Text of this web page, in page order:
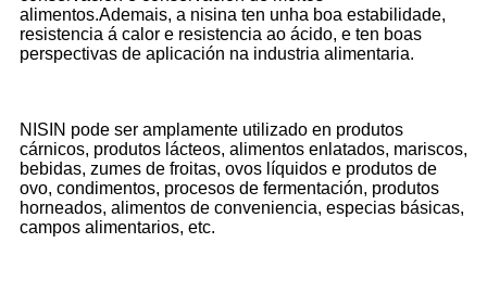
alimentos.Ademais, a nisina ten unha boa estabilidade,
resistencia á calor e resistencia ao ácido, e ten boas
perspectivas de aplicación na industria alimentaria.
NISIN pode ser amplamente utilizado en produtos
cárnicos, produtos lácteos, alimentos enlatados, mariscos,
bebidas, zumes de froitas, ovos líquidos e produtos de
ovo, condimentos, procesos de fermentación, produtos
horneados, alimentos de conveniencia, especias básicas,
campos alimentarios, etc.